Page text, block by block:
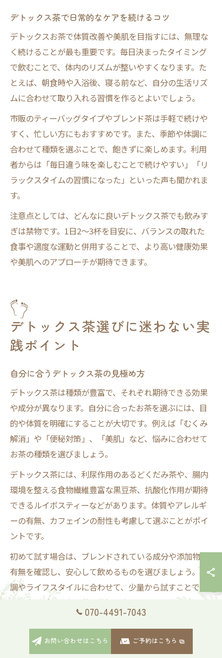
デトックス茶で日常的なケアを続けるコツ
デトックスお茶で体質改善や美肌を目指すには、無理な
く続けることが最も重要です。毎日決まったタイミング
で飲むことで、体内のリズムが整いやすくなります。た
とえば、朝食時や入浴後、寝る前など、自分の生活リズ
ムに合わせて取り入れる習慣を作るとよいでしょう。
市販のティーバッグタイプやブレンド茶は手軽で続けや
すく、忙しい方にもおすすめです。また、季節や体調に
合わせて種類を選ぶことで、飽きずに楽しめます。利用
者からは「毎日違う味を楽しむことで続けやすい」「リ
ラックスタイムの習慣になった」といった声も聞かれま
す。
注意点としては、どんなに良いデトックス茶でも飲みす
ぎは禁物です。1日2～3杯を目安に、バランスの取れた
食事や適度な運動と併用することで、より高い健康効果
や美肌へのアプローチが期待できます。
デトックス茶選びに迷わない実
践ポイント
自分に合うデトックス茶の見極め方
デトックス茶は種類が豊富で、それぞれ期待できる効果
や成分が異なります。自分に合ったお茶を選ぶには、目
的や体質を明確にすることが大切です。例えば「むくみ
解消」や「便秘対策」、「美肌」など、悩みに合わせて
お茶の種類を選びましょう。
デトックス茶には、利尿作用のあるどくだみ茶や、腸内
環境を整える食物繊維豊富な黒豆茶、抗酸化作用が期待
できるルイボスティーなどがあります。体質やアレルギ
ーの有無、カフェインの耐性も考慮して選ぶことがポイ
ントです。
初めて試す場合は、ブレンドされている成分や添加物の
有無を確認し、安心して飲めるものを選びましょう。体
調やライフスタイルに合わせて、少量から試すことで自
分に合うデトックス茶を見極めやすくなります。
デトックス茶ランキングを参考にするコツ
070-4491-7043
お問い合わせはこちら ご予約はこちら